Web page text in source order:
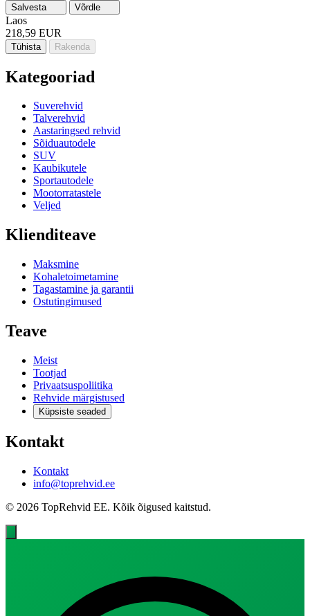
Salvesta Võrdle
Laos
218,59 EUR
Tühista Rakenda
Kategooriad
Suverehvid
Talverehvid
Aastaringsed rehvid
Sõiduautodele
SUV
Kaubikutele
Sportautodele
Mootorratastele
Veljed
Klienditeave
Maksmine
Kohaletoimetamine
Tagastamine ja garantii
Ostutingimused
Teave
Meist
Tootjad
Privaatsuspoliitika
Rehvide märgistused
Küpsiste seaded
Kontakt
Kontakt
info@toprehvid.ee
© 2026 TopRehvid EE. Kõik õigused kaitstud.